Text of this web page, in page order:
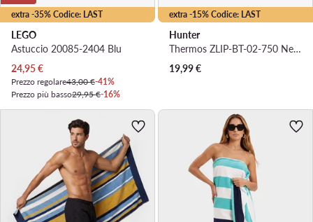
extra -35% Codice: LAST
LEGO
Astuccio 20085-2404 Blu
Prezzo attuale
24,95€
Prezzo regolare43,00 €-41%
Prezzo più basso29,95 €-16%
extra -15% Codice: LAST
Hunter
Thermos ZLIP-BT-02-750 Nero
19,99€